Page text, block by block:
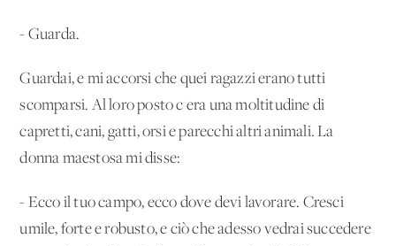
- Guarda.
Guardai, e mi accorsi che quei ragazzi erano tutti
scomparsi. Al loro posto c'era una moltitudine di
capretti, cani, gatti, orsi e parecchi altri animali. La
donna maestosa mi disse:
- Ecco il tuo campo, ecco dove devi lavorare. Cresci
umile, forte e robusto, e ciò che adesso vedrai succedere